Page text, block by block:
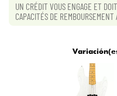
Bundle
UN CRÉDIT VOUS ENGAGE ET
CAPACITÉS DE REMBOURSEMENT